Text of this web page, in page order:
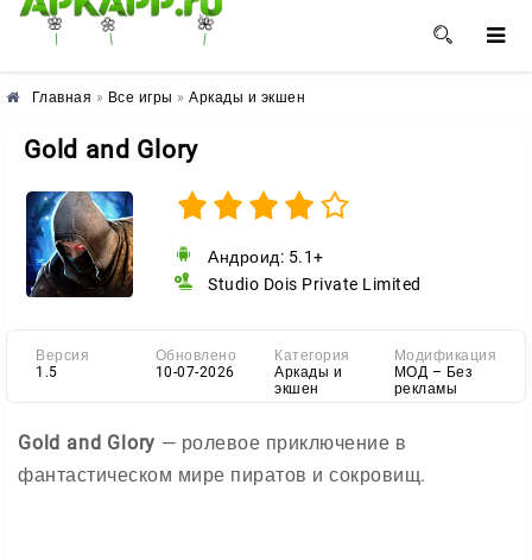
🌸 🌼 🌺
Главная » Все игры » Аркады и экшен
Gold and Glory
Андроид: 5.1+
Studio Dois Private Limited
Версия
1.5
Обновлено
10-07-2026
Категория
Аркады и
экшен
Модификация
МОД – Без
рекламы
Gold and Glory — ролевое приключение в
фантастическом мире пиратов и сокровищ.